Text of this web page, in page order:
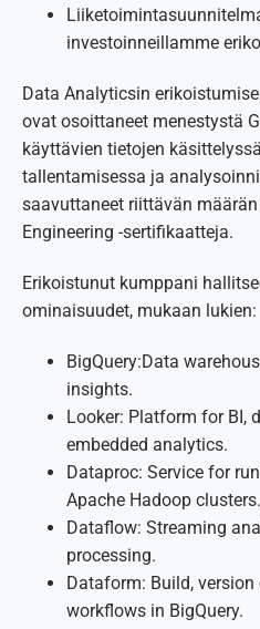
investoinneillamme
Data Analyticsin
ovat osoittaneet menestystä
käyttävien tietojen
tallentamisessa ja
saavuttaneet riittävän
Engineering -sertifikaatteja.
Erikoistunut kumppani
ominaisuudet, mukaan lukien:
BigQuery:Data
insights.
Looker: Platform for BI,
embedded analytics.
Dataproc: Service for
Apache Hadoop clusters.
Dataflow: Streaming
processing.
Dataform: Build,
workflows in BigQuery.